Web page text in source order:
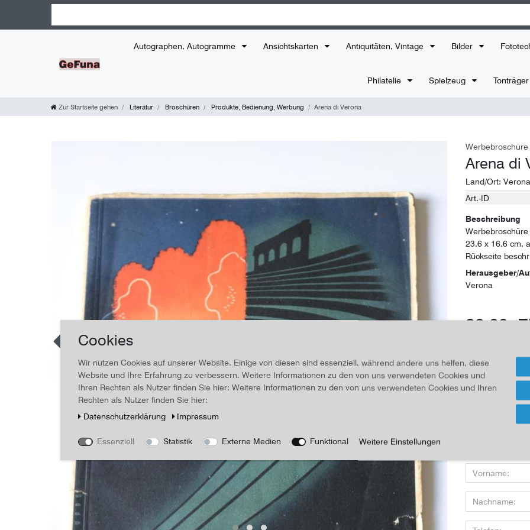
Autographen, Autogramme Ansichtskarten Antiquitäten, Vintage Bilder
Philatelie Spielzeug Tonträger
Zur Startseite gehen Literatur Broschüren Produkte, Bedienung, Werbung Arena di Verona
Werbebroschüre
Arena di
Land/Ort: Verona
Technisches
Wert
Art.-ID
Beschreibung
23,6 x 16,6 cm,
Rückseite
Herausgeber/
Verona
20,00
Für
Wenn Sie den
Cookies
Wir nutzen Cookies auf unserer Website. Einige von diesen sind essenziell, während andere uns helfen, diese
Website und Ihre Erfahrung zu verbessern. Weitere Informationen zu den von uns verwendeten Cookies und
Ihren Rechten als Nutzer finden Sie hier: Weitere Informationen zu den von uns verwendeten Cookies und Ihren
Rechten als Nutzer finden Sie hier:
Daten­schutz­erklärung
Impressum
Essenziell Statistik Externe Medien Funktional Weitere Einstellungen